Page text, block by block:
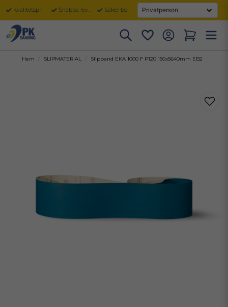
Kvalitetsprodukter Snabba leveranser Säker betalning
Hem SLIPMATERIAL Slipband EKA 1000 F P120 150x5640mm EB2